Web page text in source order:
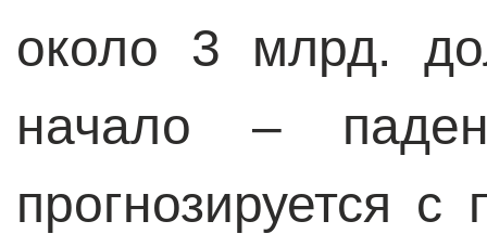
около 3 млрд.
начало –
прогнозируется